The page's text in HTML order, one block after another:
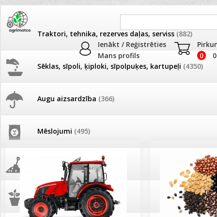
Ienākt / Reģistrēties
Mans profils
0
Traktori, tehnika, rezerves daļas, serviss (882)
Sēklas, sīpoli, ķiploki, sīpolpuķes, kartupeļi (4350)
Augu aizsardzība (366)
Mēslojumi (495)
Augsne, kūdra, mulča
Podi un kasetes(646)
JAUNUMI
Pašlasīšanas vietu katalogs
26.05. Vebinārs - Kā ierobežot
gliemežus piemājas dārzā un
Darba laiks Līgo svētkos
Ūdens piemērotības noteikšana
AKCIJAS
frēze + mulčieris +
AKCIJAS komplekts -
frontālais iekrāvējs
mulčieris + piekabe
AKCIJAS komplekts -
frēze + mulčieris